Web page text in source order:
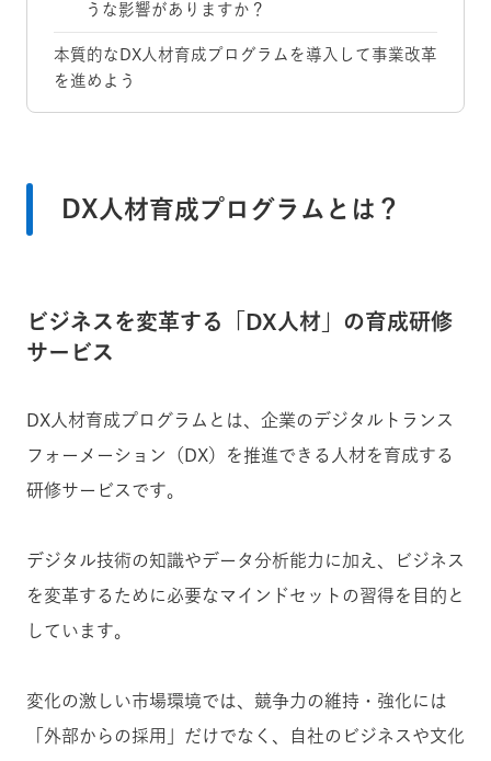
うな影響がありますか？
本質的なDX人材育成プログラムを導入して事業改革
を進めよう
DX人材育成プログラムとは？
ビジネスを変革する「DX人材」の育成研修
サービス
DX人材育成プログラムとは、企業のデジタルトランス
フォーメーション（DX）を推進できる人材を育成する
研修サービスです。
デジタル技術の知識やデータ分析能力に加え、ビジネス
を変革するために必要なマインドセットの習得を目的と
しています。
変化の激しい市場環境では、競争力の維持・強化には
「外部からの採用」だけでなく、自社のビジネスや文化